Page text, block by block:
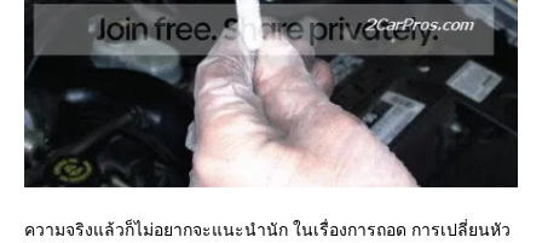
ความจริงแล้วก็ไม่อยากจะแนะนำนัก ในเรื่องการถอด การเปลี่ยนหัว